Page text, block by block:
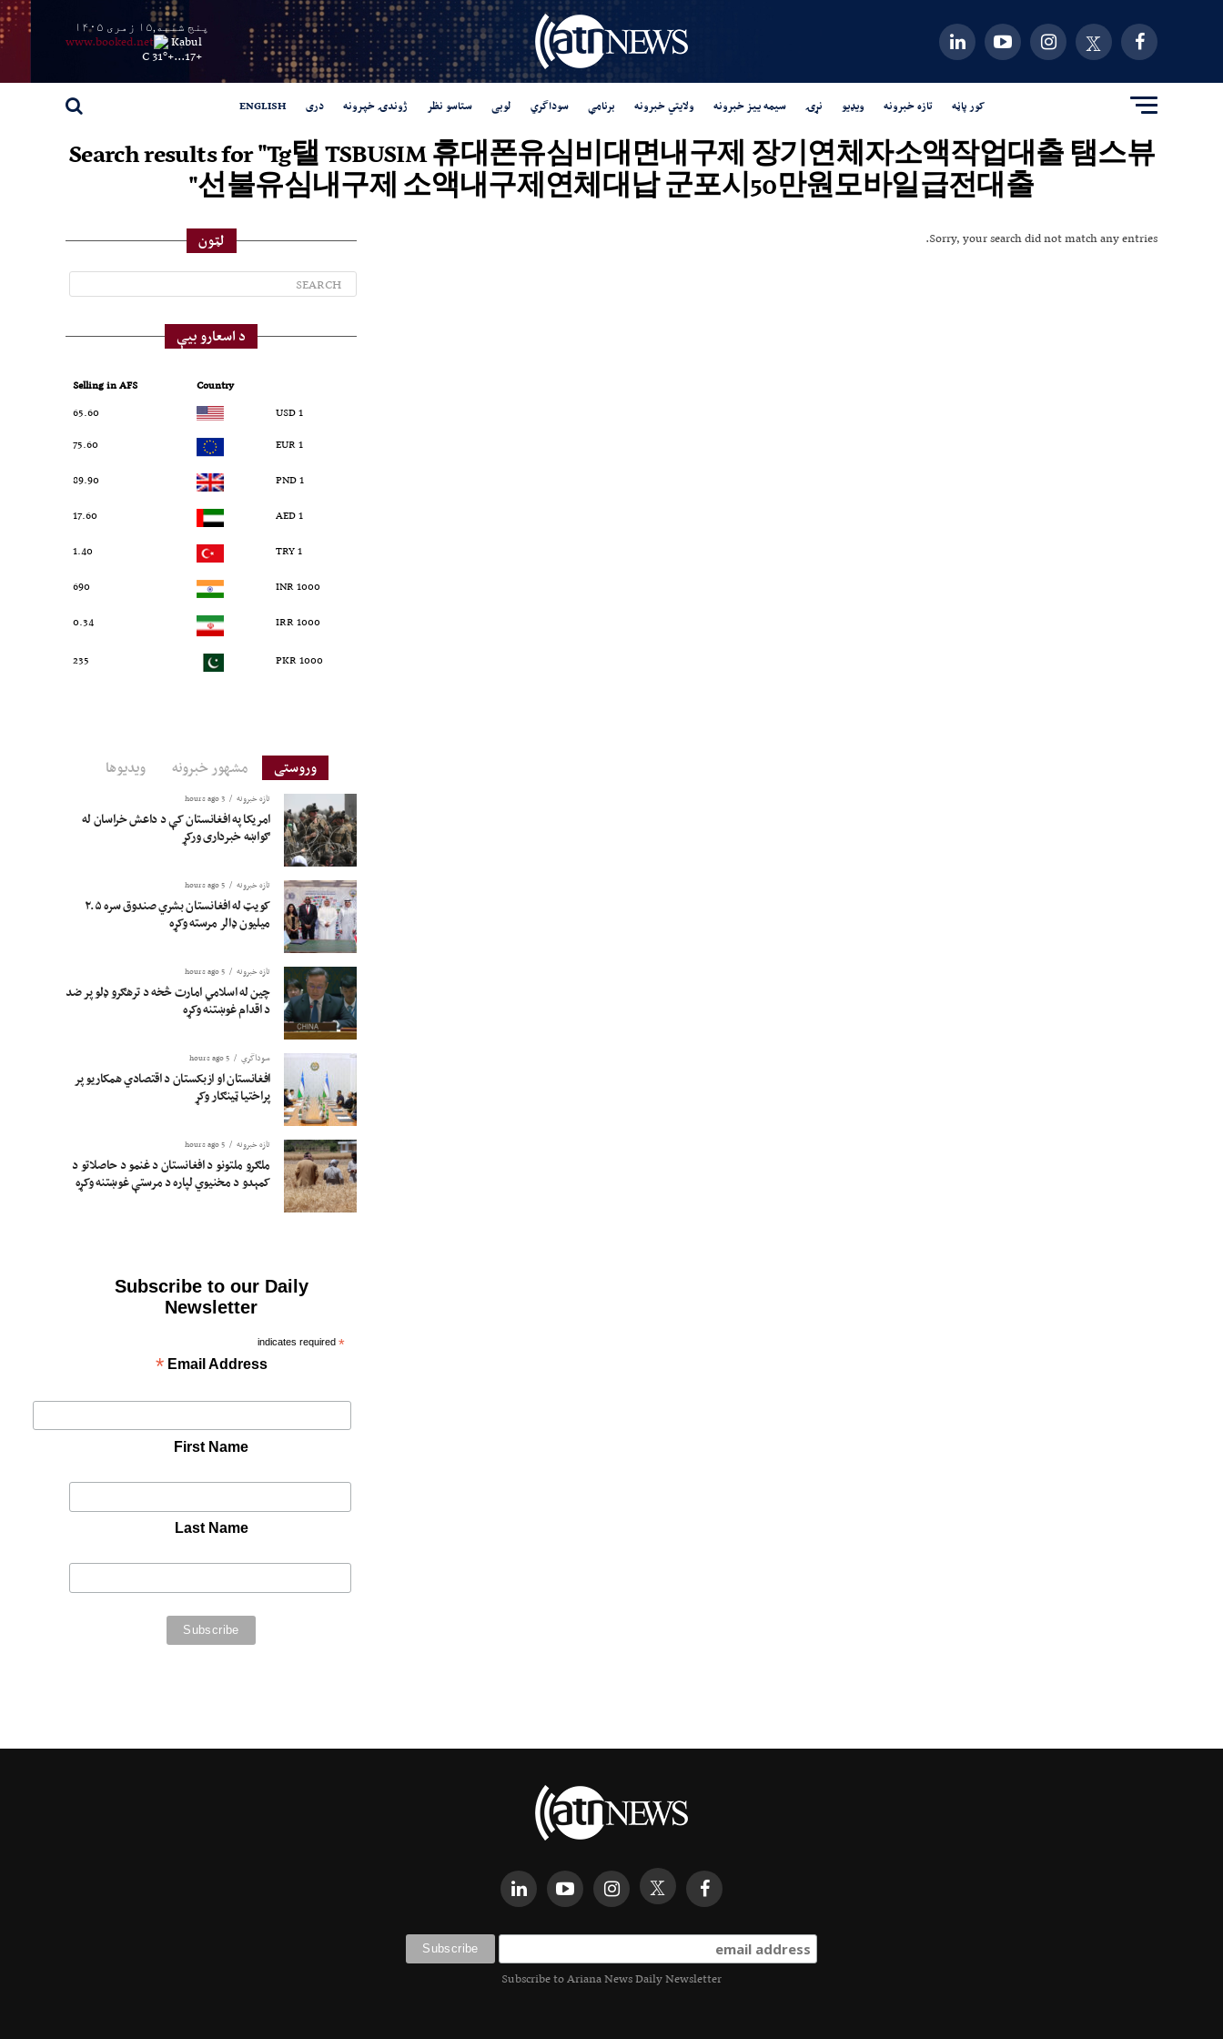
پنج شنبه,۱۵ زمری ۱۴۰۵
Kabul
+
17...
+
31° C
کور پاڼه تازه خبرونه ویډیو نړۍ سیمه ییز خبرونه ولایتي خبرونه برنامې سوداگري لوبی ستاسو نظر ژوندۍ خپرونه دری ENGLISH
Search results for "Tg탤 TSBUSIM 휴대폰유심비대면내구제 장기연체자소액작업대출 탬스뷰
선불유심내구제 소액내구제연체대납 군포시50만원모바일급전대출"
Sorry, your search did not match any entries. لټون
د اسعارو بیې
Country
Selling in AFS
1 USD
65.60
1 EUR
75.60
1 PND
89.90
1 AED
17.60
1 TRY
1.40
1000 INR
690
1000 IRR
0.34
1000 PKR
235
وروستی مشهور خبرونه ویدیوها
تازه خبرونه 3 hours ago
امریکا په افغانستان کې د داعش خراسان له
ګواښه خبرداری ورکړ
تازه خبرونه 5 hours ago
کویټ له افغانستان بشري صندوق سره ۲.۵
میلیون ډالر مرسته وکړه
تازه خبرونه 5 hours ago
چین له اسلامي امارت څخه د ترهګرو ډلو پر ضد
د اقدام غوښتنه وکړه
سوداگري 5 hours ago
افغانستان او ازبکستان د اقتصادي همکاریو پر
پراختیا ټینګار وکړ
تازه خبرونه 5 hours ago
ملګرو ملتونو د افغانستان د غنمو د حاصلاتو د
کمېدو د مخنیوي لپاره د مرستې غوښتنه وکړه
Subscribe to our Daily
Newsletter
*
indicates required
Email Address
*
First Name
Last Name
Subscribe to Ariana News Daily Newsletter